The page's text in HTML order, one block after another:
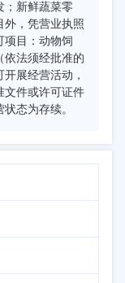
；新鲜蔬菜零
外，凭营业执照
项目：动物饲
依法须经批准的
展经营活动，
文件或许可证件
态为存续。